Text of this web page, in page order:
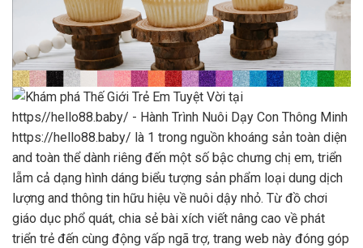
https://hello88.baby/ là 1 trong nguồn khoáng sản toàn diện
and toàn thể dành riêng đến một số bậc chưng chị em, triển
lẵm cả dạng hình dáng biểu tượng sản phẩm loại dung dịch
lượng and thông tin hữu hiệu về nuôi dậy nhỏ. Từ đồ chơi
giáo dục phổ quát, chia sẻ bài xích viết nâng cao về phát
triển trẻ đến cùng động vấp ngã trợ, trang web này đóng góp